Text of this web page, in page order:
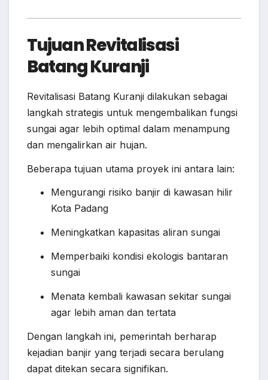
Tujuan Revitalisasi
Batang Kuranji
Revitalisasi Batang Kuranji dilakukan sebagai
langkah strategis untuk mengembalikan fungsi
sungai agar lebih optimal dalam menampung
dan mengalirkan air hujan.
Beberapa tujuan utama proyek ini antara lain:
Mengurangi risiko banjir di kawasan hilir
Kota Padang
Meningkatkan kapasitas aliran sungai
Memperbaiki kondisi ekologis bantaran
sungai
Menata kembali kawasan sekitar sungai
agar lebih aman dan tertata
Dengan langkah ini, pemerintah berharap
kejadian banjir yang terjadi secara berulang
dapat ditekan secara signifikan.